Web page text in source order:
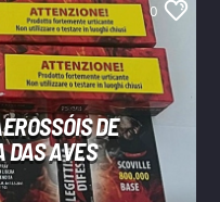
0
DE
DAS AVES